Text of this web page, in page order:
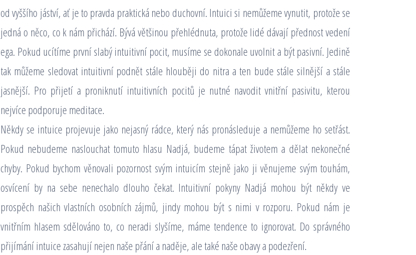
od vyššího jáství, ať je to pravda praktická nebo duchovní. Intuici si nemůžeme vynutit, protože se
jedná o něco, co k nám přichází. Bývá většinou přehlédnuta, protože lidé dávají přednost vedení
ega. Pokud ucítíme první slabý intuitivní pocit, musíme se dokonale uvolnit a být pasivní. Jedině
tak můžeme sledovat intuitivní podnět stále hlouběji do nitra a ten bude stále silnější a stále
jasnější. Pro přijetí a proniknutí intuitivních pocitů je nutné navodit vnitřní pasivitu, kterou
nejvíce podporuje meditace.
Někdy se intuice projevuje jako nejasný rádce, který nás pronásleduje a nemůžeme ho setřást.
Pokud nebudeme naslouchat tomuto hlasu Nadjá, budeme tápat životem a dělat nekonečné
chyby. Pokud bychom věnovali pozornost svým intuicím stejně jako ji věnujeme svým touhám,
osvícení by na sebe nenechalo dlouho čekat. Intuitivní pokyny Nadjá mohou být někdy ve
prospěch našich vlastních osobních zájmů, jindy mohou být s nimi v rozporu. Pokud nám je
vnitřním hlasem sdělováno to, co neradi slyšíme, máme tendence to ignorovat. Do správného
přijímání intuice zasahují nejen naše přání a naděje, ale také naše obavy a podezření.